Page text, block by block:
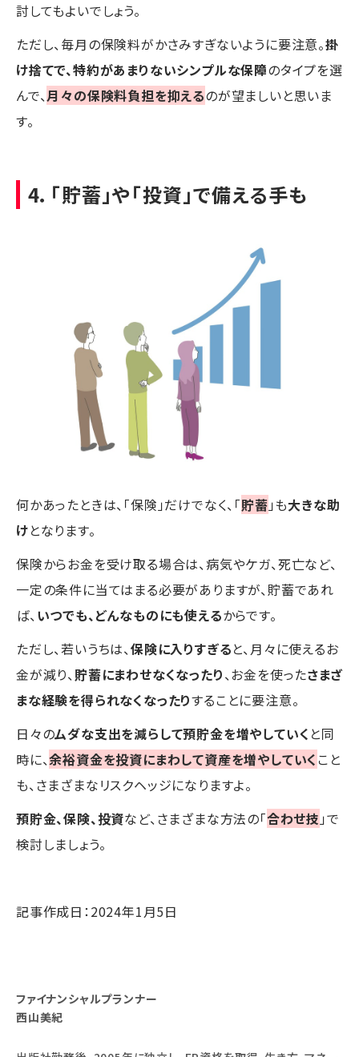
討してもよいでしょう。
ただし、毎月の保険料がかさみすぎないように要注意。掛
け捨てで、特約があまりないシンプルな保障のタイプを選
んで、月々の保険料負担を抑えるのが望ましいと思いま
す。
4．「貯蓄」や「投資」で備える手も
何かあったときは、「保険」だけでなく、「貯蓄 」も大きな助
けとなります。
保険からお金を受け取る場合は、病気やケガ、死亡など、
一定の条件に当てはまる必要がありますが、貯蓄であれ
ば、いつでも、どんなものにも使えるからです。
ただし、若いうちは、保険に入りすぎると、月々に使えるお
金が減り、貯蓄にまわせなくなったり、お金を使ったさまざ
まな経験を得られなくなったりすることに要注意。
日々のムダな支出を減らして預貯金を増やしていく と同
時に、余裕資金を投資にまわして資産を増やしていく こと
も、さまざまなリスクヘッジになりますよ。
預貯金、保険、投資など、さまざまな方法の「合わせ技 」で
検討しましょう。
記事作成日：2024年1月5日
ファイナンシャルプランナー
西山美紀